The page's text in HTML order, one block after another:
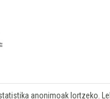
anonimoak lortzeko.